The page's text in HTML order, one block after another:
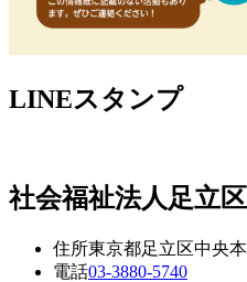
LINEスタンプ
社会福祉法人足立
住所東京都足立区中央
電話03-3880-5740